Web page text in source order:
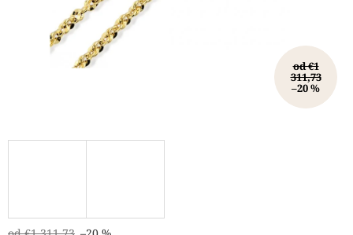
od €1
311,73
–20 %